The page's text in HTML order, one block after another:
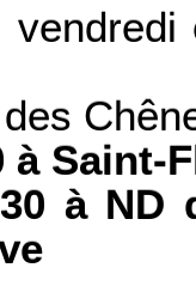
à Saint-
à ND